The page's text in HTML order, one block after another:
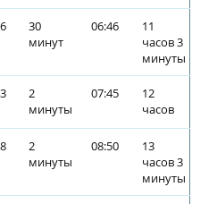
30
минут
06:46
11
часов 3
минуты
2
минуты
07:45
12
часов
2
минуты
08:50
13
часов 3
минуты